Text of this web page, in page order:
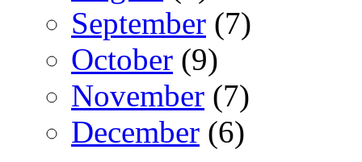
September (7)
October (9)
November (7)
December (6)